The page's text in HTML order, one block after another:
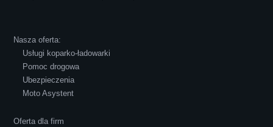
Polecam S-Car.pl, szybka i bardzo miła
Nasza oferta:
Usługi koparko-ładowarki
Pomoc drogowa
Ubezpieczenia
Moto Asystent
Oferta dla firm